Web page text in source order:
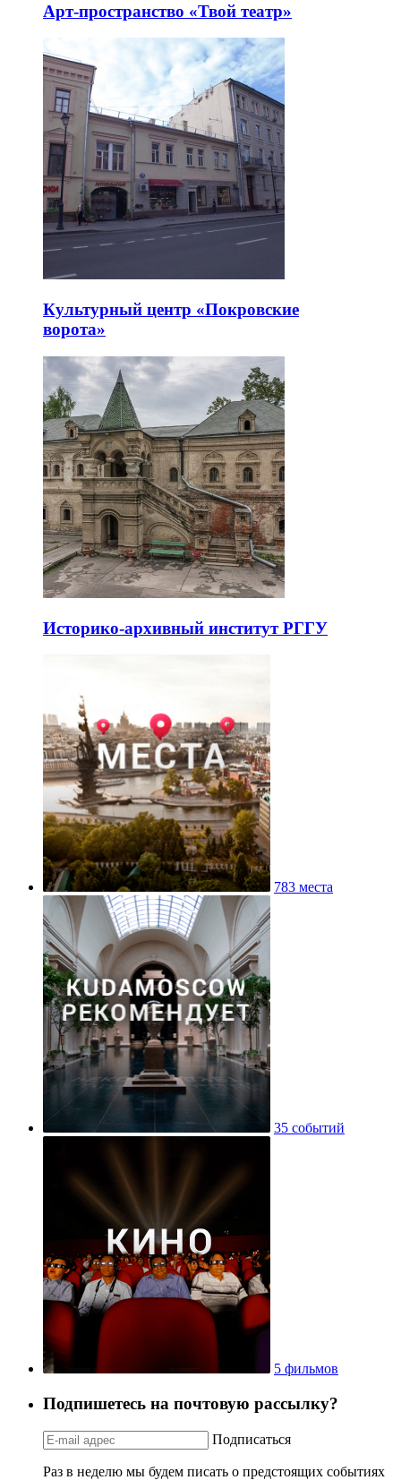
Арт-пространство «Твой театр»
Культурный центр «Покровские
ворота»
Историко-архивный институт РГГУ
783 места
35 событий
5 фильмов
Подпишетесь на почтовую рассылку?
Подписаться
Раз в неделю мы будем писать о предстоящих событиях